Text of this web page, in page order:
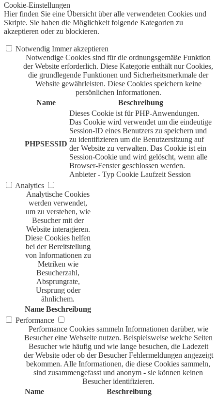
Cookie-Einstellungen
Hier finden Sie eine Übersicht über alle verwendeten Cookies und
Skripte. Sie haben die Möglichkeit folgende Kategorien zu
akzeptieren oder zu blockieren.
Notwendig Immer akzeptieren
Notwendige Cookies sind für die ordnungsgemäße Funktion
der Website erforderlich. Diese Kategorie enthält nur Cookies,
die grundlegende Funktionen und Sicherheitsmerkmale der
Website gewährleisten. Diese Cookies speichern keine
persönlichen Informationen.
Name
Beschreibung
PHPSESSID
Dieses Cookie ist für PHP-Anwendungen.
Das Cookie wird verwendet um die eindeutige
Session-ID eines Benutzers zu speichern und
zu identifizieren um die Benutzersitzung auf
der Website zu verwalten. Das Cookie ist ein
Session-Cookie und wird gelöscht, wenn alle
Browser-Fenster geschlossen werden.
Anbieter - Typ Cookie Laufzeit Session
Analytics
Analytische Cookies
werden verwendet,
um zu verstehen, wie
Besucher mit der
Website interagieren.
Diese Cookies helfen
bei der Bereitstellung
von Informationen zu
Metriken wie
Besucherzahl,
Absprungrate,
Ursprung oder
ähnlichem.
Name Beschreibung
Performance
Performance Cookies sammeln Informationen darüber, wie
Besucher eine Webseite nutzen. Beispielsweise welche Seiten
Besucher wie häufig und wie lange besuchen, die Ladezeit
der Website oder ob der Besucher Fehlermeldungen angezeigt
bekommen. Alle Informationen, die diese Cookies sammeln,
sind zusammengefasst und anonym - sie können keinen
Besucher identifizieren.
Name
Beschreibung